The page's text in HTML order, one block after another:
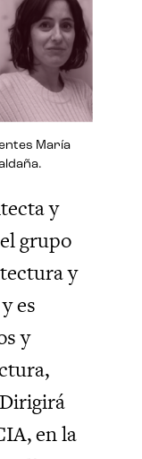
María
y
grupo
y
es
y
en la